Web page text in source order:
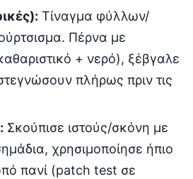
Τίναγμα φύλλων/
Πέρνα με
+ νερό), ξέβγαλε
πλήρως πριν τις
Σκούπισε ιστούς/σκόνη με
χρησιμοποίησε ήπιο
πανί (patch test σε